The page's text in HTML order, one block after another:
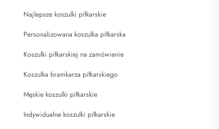
Najlepsze koszulki piłkarskie
Personalizowana koszulka piłkarska
Koszulki piłkarskiej na zamówienie
Koszulka bramkarza piłkarskiego
Męskie koszulki piłkarskie
Indywidualne koszulki piłkarskie